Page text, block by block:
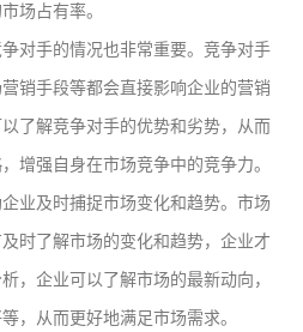
场占有率。
对手的情况也非常重要。竞争对手
销手段等都会直接影响企业的营销
了解竞争对手的优势和劣势，从而
增强自身在市场竞争中的竞争力。
业及时捕捉市场变化和趋势。市场
时了解市场的变化和趋势，企业才
，企业可以了解市场的最新动向，
，从而更好地满足市场需求。